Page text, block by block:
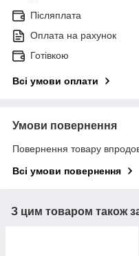
Післяплата
Оплата на рахунок
Готівкою
Всі умови оплати
Умови повернення
Повернення товару
Всі умови повернення
З цим товаром також